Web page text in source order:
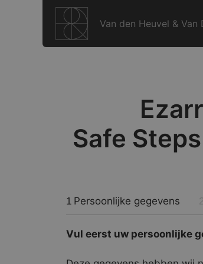
Van den Heuvel & Van
Safe
1 Persoonlijke gegevens
Vul eerst uw persoonlijke